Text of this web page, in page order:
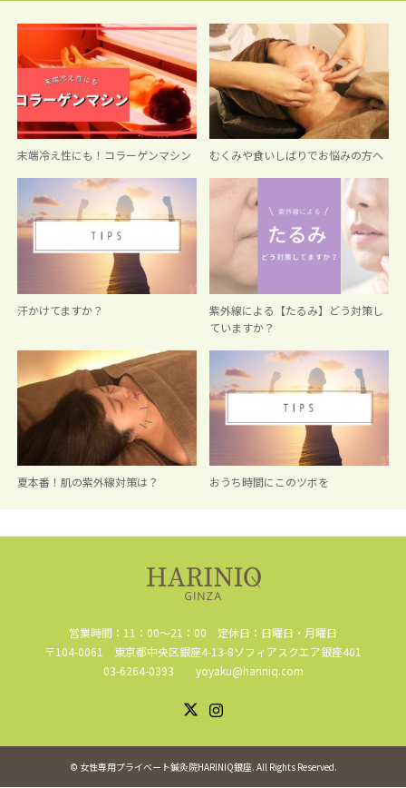
末端冷え性にも！コラーゲンマシン むくみや食いしばりでお悩みの方へ
汗かけてますか？
紫外線による【たるみ】どう対策し
ていますか？
夏本番！肌の紫外線対策は？ おうち時間にこのツボを
営業時間：11：00～21：00 定休日：日曜日・月曜日
〒104-0061 東京都中央区銀座4-13-8ソフィアスクエア銀座401
03-6264-0393 yoyaku@hariniq.com
© 女性専用プライベート鍼灸院HARINIQ銀座. All Rights Reserved.